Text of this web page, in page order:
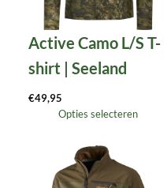
Active Camo L/S T-
shirt | Seeland
€49,95
Opties selecteren